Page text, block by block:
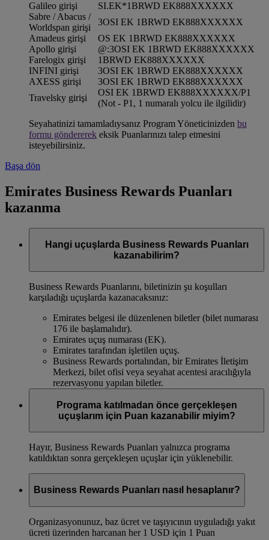
Galileo girişi
SI.EK*1BRWD EK888XXXXXX
Sabre / Abacus /
Worldspan girişi
3OSI EK 1BRWD EK888XXXXXX
Amadeus girişi
OS EK 1BRWD EK888XXXXXX
Apollo girişi
@:3OSI EK 1BRWD EK888XXXXXX
Farelogix girişi
1BRWD EK888XXXXXX
INFINI girişi
3OSI EK 1BRWD EK888XXXXXX
AXESS girişi
3OSI EK 1BRWD EK888XXXXXX
Travelsky girişi
OSI EK 1BRWD EK888XXXXXX/P1
(Not - P1, 1 numaralı yolcu ile ilgilidir)
Seyahatinizi tamamladıysanız Program Yöneticinizden bu
formu göndererek eksik Puanlarınızı talep etmesini
isteyebilirsiniz.
Başa dön
Emirates Business Rewards Puanları
kazanma
Hangi uçuşlarda Business Rewards Puanları
kazanabilirim?
Business Rewards Puanlarını, biletinizin şu koşulları
karşıladığı uçuşlarda kazanacaksınız:
Emirates belgesi ile düzenlenen biletler (bilet numarası
176 ile başlamalıdır).
Emirates uçuş numarası (EK).
Emirates tarafından işletilen uçuş.
Business Rewards portalından, bir Emirates İletişim
Merkezi, bilet ofisi veya seyahat acentesi aracılığıyla
rezervasyonu yapılan biletler.
Programa katılmadan önce gerçekleşen
uçuşlarım için Puan kazanabilir miyim?
Hayır, Business Rewards Puanları yalnızca programa
katıldıktan sonra gerçekleşen uçuşlar için yüklenebilir.
Business Rewards Puanları nasıl hesaplanır?
Organizasyonunuz, baz ücret ve taşıyıcının uyguladığı yakıt
ücreti üzerinden harcanan her 1 USD için 1 Puan